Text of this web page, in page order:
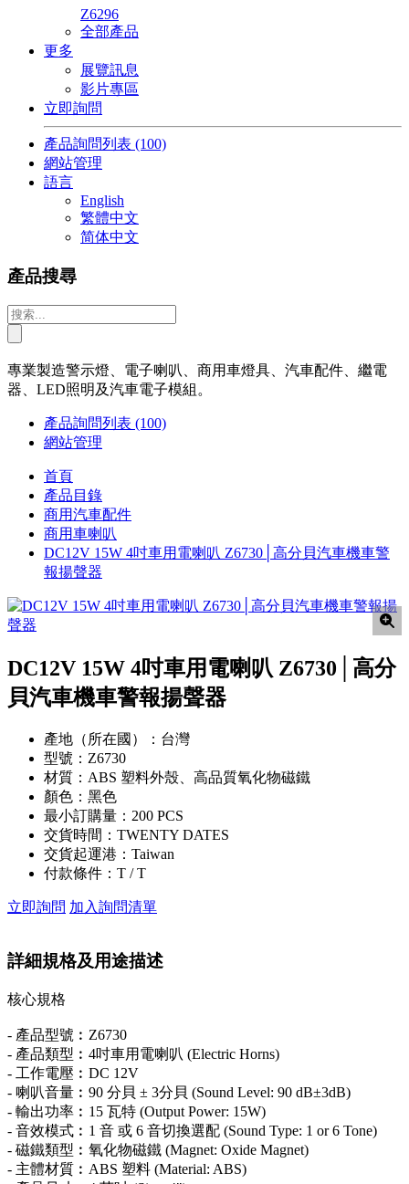
Z6296
全部產品
更多
展覽訊息
影片專區
立即詢問
產品詢問列表 (100)
網站管理
語言
English
繁體中文
简体中文
產品搜尋
專業製造警示燈、電子喇叭、商用車燈具、汽車配件、繼電
器、LED照明及汽車電子模組。
產品詢問列表 (100)
網站管理
首頁
產品目錄
商用汽車配件
商用車喇叭
DC12V 15W 4吋車用電喇叭 Z6730│高分貝汽車機車警
報揚聲器
DC12V 15W 4吋車用電喇叭 Z6730│高分
貝汽車機車警報揚聲器
產地（所在國）： 台灣
型號： Z6730
材質： ABS 塑料外殼、高品質氧化物磁鐵
顏色： 黑色
最小訂購量： 200 PCS
交貨時間： TWENTY DATES
交貨起運港： Taiwan
付款條件： T / T
立即詢問 加入詢問清單
詳細規格及用途描述
核心規格
- 產品型號︰Z6730
- 產品類型︰4吋車用電喇叭 (Electric Horns)
- 工作電壓︰DC 12V
- 喇叭音量︰90 分貝 ± 3分貝 (Sound Level: 90 dB±3dB)
- 輸出功率︰15 瓦特 (Output Power: 15W)
- 音效模式︰1 音 或 6 音切換選配 (Sound Type: 1 or 6 Tone)
- 磁鐵類型︰氧化物磁鐵 (Magnet: Oxide Magnet)
- 主體材質︰ABS 塑料 (Material: ABS)